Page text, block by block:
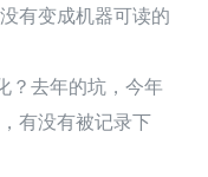
有变成机器可读的
？去年的坑，今年
有没有被记录下